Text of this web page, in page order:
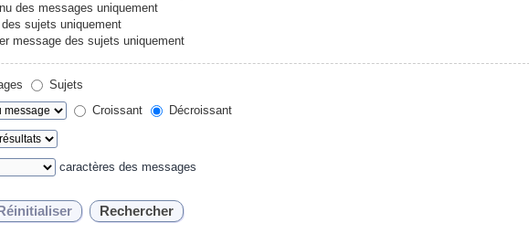
des messages uniquement
sujets uniquement
message des sujets uniquement
Sujets
Croissant
Décroissant
caractères des messages